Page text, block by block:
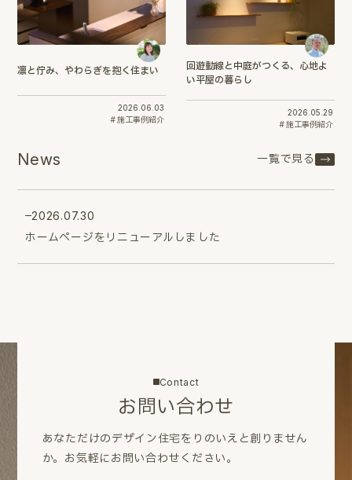
凛と佇み、やわらぎを抱く住まい
2026.06.03
施工事例紹介
回遊動線と中庭がつくる、心地よ
い平屋の暮らし
2026.05.29
施工事例紹介
News 一覧で見る
2026.07.30
ホームページをリニューアルしました
Contact
お問い合わせ
あなただけのデザイン住宅をりのいえと創りません
か。 お気軽にお問い合わせください。